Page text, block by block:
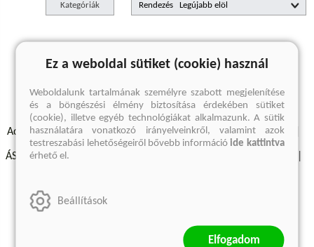
Kategóriák Rendezés
A keresett kifejezésre nincs találat
Adatvédelmi szabályzatok Elállási felmondási nyilatkozat
ÁSZF - Vásárlási feltételek
Szállítási információk
Ez a weboldal sütiket (cookie) használ
Weboldalunk tartalmának személyre szabott megjelenítése
és a böngészési élmény biztosítása érdekében sütiket
(cookie), illetve egyéb technológiákat alkalmazunk. A sütik
használatára vonatkozó irányelveinkről, valamint azok
testreszabási lehetőségeiről bővebb információide kattintva
érhető el.
Beállítások
Elfogadom